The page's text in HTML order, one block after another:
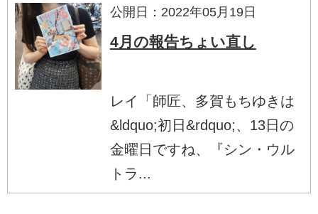
公開日：2022年05月19日
4月の報告ちょい直し
レイ「師匠、多賀もちゆきは
&ldquo;初日&rdquo;、13日の
金曜日ですね、『シン・ウル
トラ...